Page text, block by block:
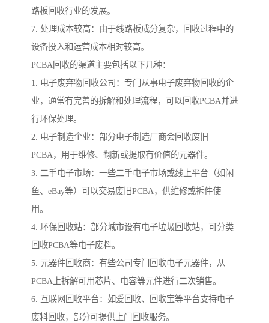
路板回收行业的发展。
7. 处理成本较高：由于线路板成分复杂，回收过程中的
设备投入和运营成本相对较高。
PCBA回收的渠道主要包括以下几种：
1. 电子废弃物回收公司：专门从事电子废弃物回收的企
业，通常有完善的拆解和处理流程，可以回收PCBA并进
行环保处理。
2. 电子制造企业：部分电子制造厂商会回收废旧
PCBA，用于维修、翻新或提取有价值的元器件。
3. 二手电子市场：一些二手电子市场或线上平台（如闲
鱼、eBay等）可以交易废旧PCBA，供维修或拆件使
用。
4. 环保回收站：部分城市设有电子垃圾回收站，可分类
回收PCBA等电子废料。
5. 元器件回收商：有些公司专门回收电子元器件，从
PCBA上拆解可用芯片、电容等元件进行二次销售。
6. 互联网回收平台：如爱回收、回收宝等平台支持电子
废料回收，部分可提供上门回收服务。